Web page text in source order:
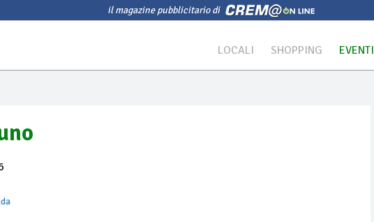
il magazine pubblicitario di
LOCALI SHOPPING EVENTI